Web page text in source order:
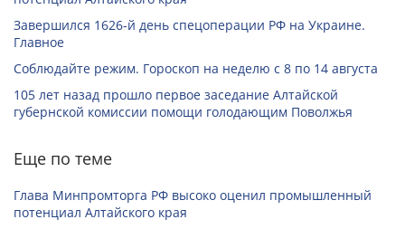
Завершился 1626-й день спецоперации РФ на Украине.
Главное
Соблюдайте режим. Гороскоп на неделю с 8 по 14 августа
105 лет назад прошло первое заседание Алтайской
губернской комиссии помощи голодающим Поволжья
Еще по теме
Глава Минпромторга РФ высоко оценил промышленный
потенциал Алтайского края